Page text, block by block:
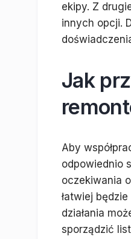
ekipy. Z
innych opcji.
Jak
Aby
odpowiednio
oczekiwania
łatwiej
działania
sporządzić